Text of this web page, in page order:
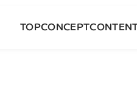
TOPCONCEPT